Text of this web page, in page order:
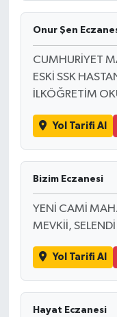
Onur Şen
CUMHURİYET
ESKİ SSK
İLKÖĞRETİM
Yol Tarifi Al
Bizim Eczanesi
YENİ CAMİ
MEVKİİ, SELENDİ
Yol Tarifi Al
Hayat Eczanesi